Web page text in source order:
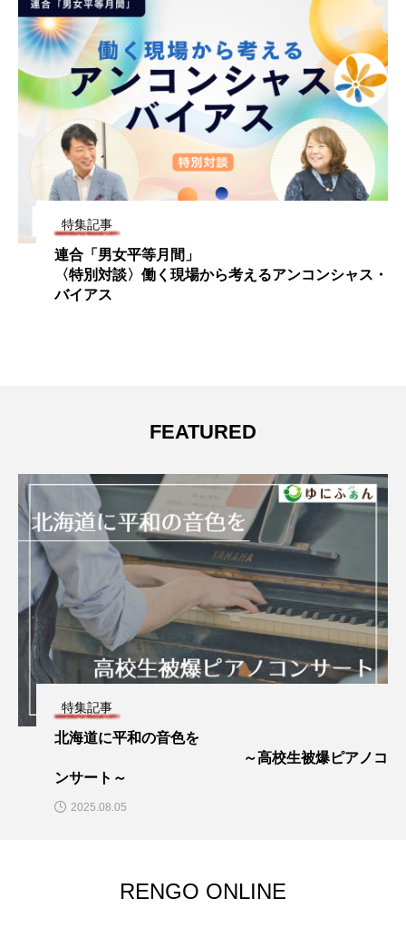
特集記事
連合「男女平等月間」
〈特別対談〉働く現場から考えるアンコンシャス・
バイアス
FEATURED
特集記事
北海道に平和の音色を
～高校生被爆ピアノコ
ンサート～
2025.08.05
RENGO ONLINE